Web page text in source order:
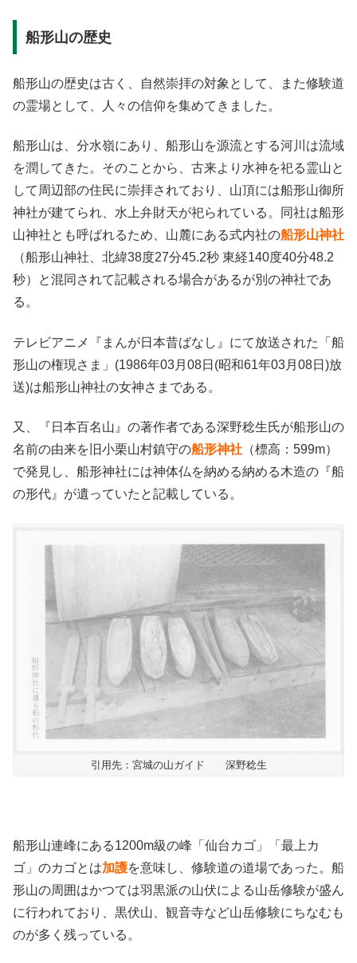
船形山の歴史
船形山の歴史は古く、自然崇拝の対象として、また修験道
の霊場として、人々の信仰を集めてきました。
船形山は、分水嶺にあり、船形山を源流とする河川は流域
を潤してきた。そのことから、古来より水神を祀る霊山と
して周辺部の住民に崇拝されており、山頂には船形山御所
神社が建てられ、水上弁財天が祀られている。同社は船形
山神社とも呼ばれるため、山麓にある式内社の船形山神社
（船形山神社、北緯38度27分45.2秒 東経140度40分48.2
秒）と混同されて記載される場合があるが別の神社であ
る。
テレビアニメ『まんが日本昔ばなし』にて放送された「船
形山の権現さま」(1986年03月08日(昭和61年03月08日)放
送)は船形山神社の女神さまである。
又、『日本百名山』の著作者である深野稔生氏が船形山の
名前の由来を旧小栗山村鎮守の船形神社 （標高：599m）
で発見し、船形神社には神体仏を納める納める木造の『船
の形代』が遺っていたと記載している。
引用先：宮城の山ガイド 深野稔生
船形山連峰にある1200m級の峰「仙台カゴ」「最上カ
ゴ」のカゴとは加護を意味し、修験道の道場であった。船
形山の周囲はかつては羽黒派の山伏による山岳修験が盛ん
に行われており、黒伏山、観音寺など山岳修験にちなむも
のが多く残っている。